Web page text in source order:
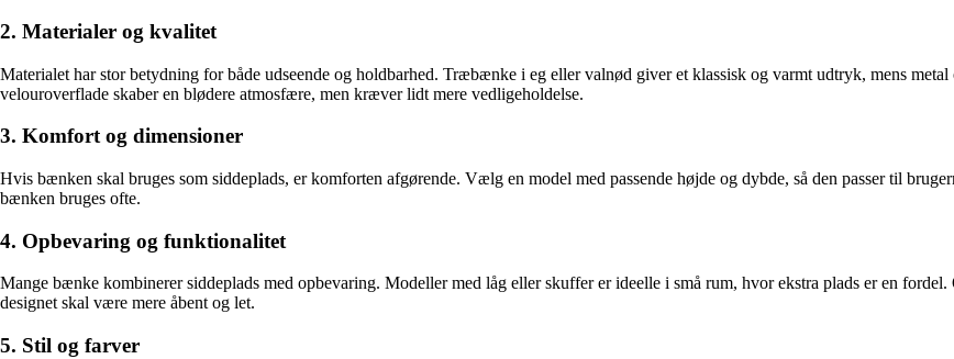
2. Materialer og kvalitet
Materialet har stor betydning for både udseende og holdbarhed. Træbænke i eg eller valnød giver et klassisk og varmt udtryk, mens
velouroverflade skaber en blødere atmosfære, men kræver lidt mere vedligeholdelse.
3. Komfort og dimensioner
Hvis bænken skal bruges som siddeplads, er komforten afgørende. Vælg en model med passende højde og dybde, så den passer til
bænken bruges ofte.
4. Opbevaring og funktionalitet
Mange bænke kombinerer siddeplads med opbevaring. Modeller med låg eller skuffer er ideelle i små rum, hvor ekstra plads er en
designet skal være mere åbent og let.
5. Stil og farver